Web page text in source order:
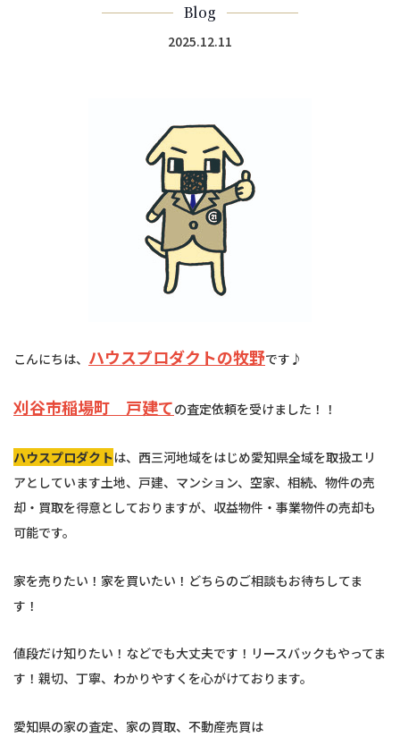
Blog
2025.12.11
こんにちは、 ハウスプロダクトの牧野です♪
刈谷市稲場町 戸建ての査定依頼を受けました！！
ハウスプロダクトは、西三河地域をはじめ愛知県全域を取扱エリ
アとしています土地、戸建、マンション、空家、相続、物件の売
却・買取を得意としておりますが、収益物件・事業物件の売却も
可能です。
家を売りたい！家を買いたい！どちらのご相談もお待ちしてま
す！
値段だけ知りたい！などでも大丈夫です！リースバックもやってま
す！親切、丁寧、わかりやすくを心がけております。
愛知県の家の査定、家の買取、不動産売買は